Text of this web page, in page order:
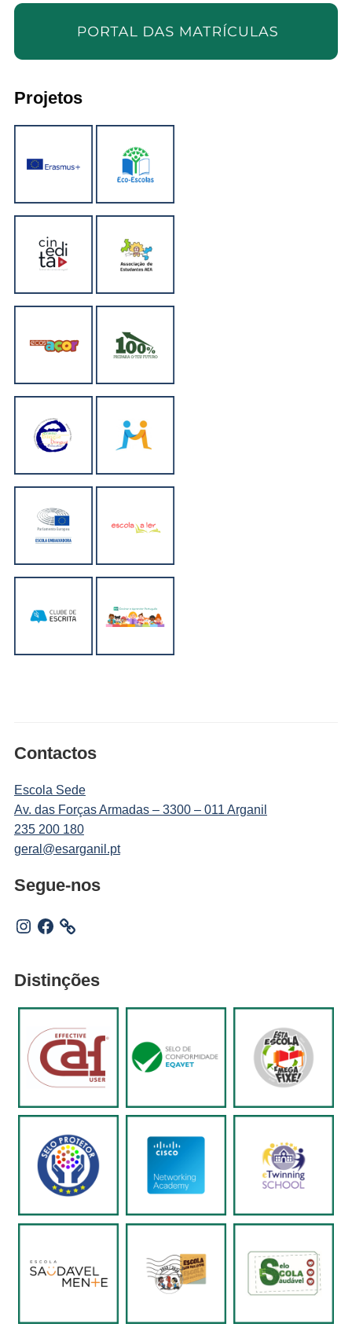
Projetos
Contactos
Escola Sede
Av. das Forças Armadas – 3300 – 011 Arganil
235 200 180
geral@esarganil.pt
Segue-nos
Instagram
Facebook
Distinções